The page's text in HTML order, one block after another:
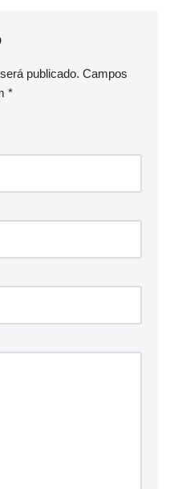
publicado. Campos
*